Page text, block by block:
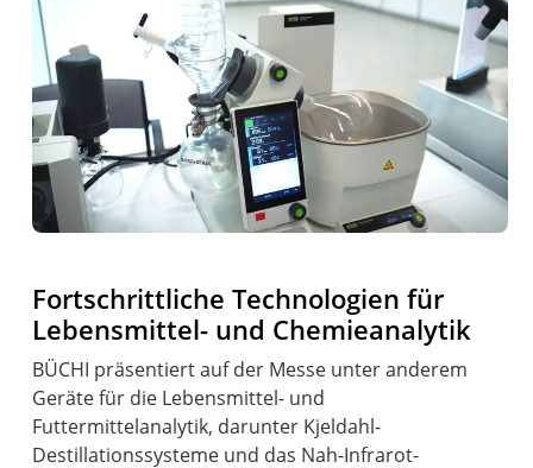
Fortschrittliche Technologien für
Lebensmittel- und Chemieanalytik
BÜCHI präsentiert auf der Messe unter anderem
Geräte für die Lebensmittel- und
Futtermittelanalytik, darunter Kjeldahl-
Destillationssysteme und das Nah-Infrarot-